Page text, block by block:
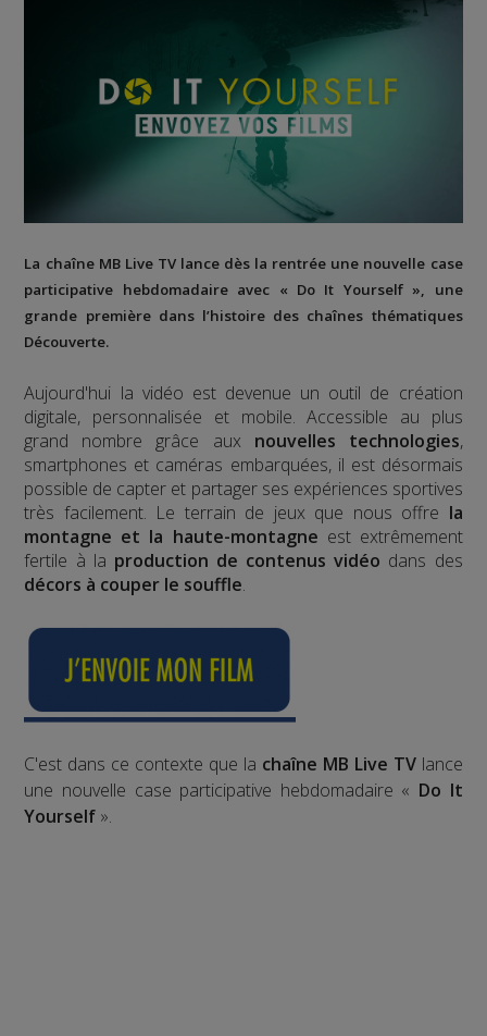
La chaîne MB Live TV lance dès la rentrée une nouvelle case
participative hebdomadaire avec « Do It Yourself », une
grande première dans l’histoire des chaînes thématiques
Découverte.
Aujourd'hui la vidéo est devenue un outil de création
digitale, personnalisée et mobile. Accessible au plus
grand nombre grâce aux nouvelles technologies,
smartphones et caméras embarquées, il est désormais
possible de capter et partager ses expériences sportives
très facilement. Le terrain de jeux que nous offre la
montagne et la haute-montagne est extrêmement
fertile à la production de contenus vidéo dans des
décors à couper le souffle.
C'est dans ce contexte que la chaîne MB Live TVlance
une nouvelle case participative hebdomadaire « Do It
Yourself ».